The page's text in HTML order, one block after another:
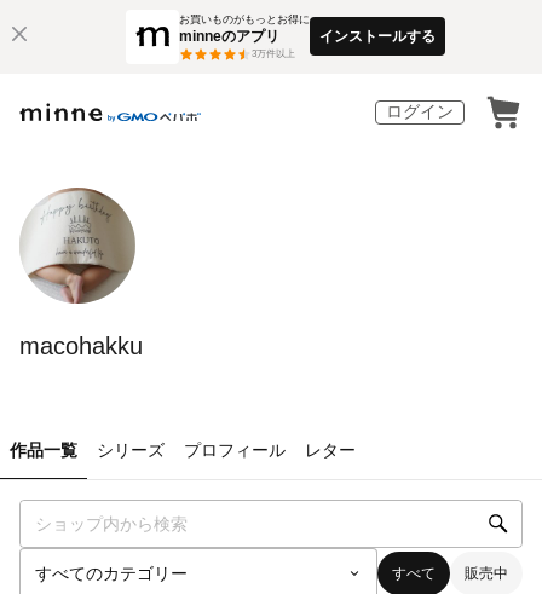
お買いものがもっとお得に
minneのアプリ
3万件以上
インストールする
ログイン
macohakku
作品一覧 シリーズ プロフィール レター
すべて 販売中